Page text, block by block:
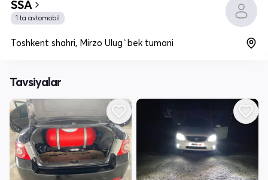
SSA
1 ta avtomobil
Toshkent shahri, Mirzo Ulug`bek tumani
Tavsiyalar